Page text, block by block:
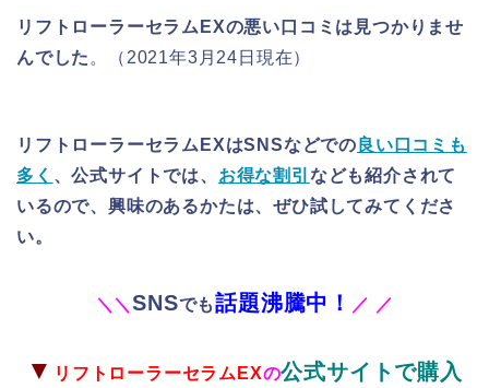
リフトローラーセラムEXの悪い口コミは見つかりませ
んでした 。（2021年3月24日現在）
リフトローラーセラムEXはSNSなどでの 良い口コミも
多く 、公式サイトでは、 お得な割引 なども紹介されて
いるので、興味のあるかたは、ぜひ試してみてくださ
い。
＼ ＼SNSでも話題沸騰中！ ／ ／
▼ リフトローラーセラムEXの公式サイトで購入